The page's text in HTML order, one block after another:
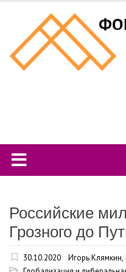
content
Российские
Грозного до
30.10.2020 Игорь Клямкин,